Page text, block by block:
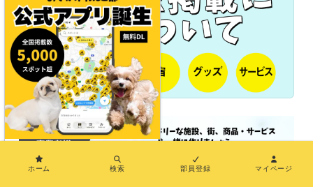
ホーム 検索 部員登録 マイページ